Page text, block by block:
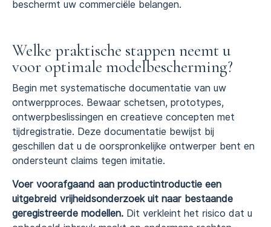
beschermt uw commerciële belangen.
Welke praktische stappen neemt u
voor optimale modelbescherming?
Begin met systematische documentatie van uw
ontwerpproces. Bewaar schetsen, prototypes,
ontwerpbeslissingen en creatieve concepten met
tijdregistratie. Deze documentatie bewijst bij
geschillen dat u de oorspronkelijke ontwerper bent en
ondersteunt claims tegen imitatie.
Voer voorafgaand aan productintroductie een
uitgebreid vrijheidsonderzoek uit naar bestaande
geregistreerde modellen. Dit verkleint het risico dat u